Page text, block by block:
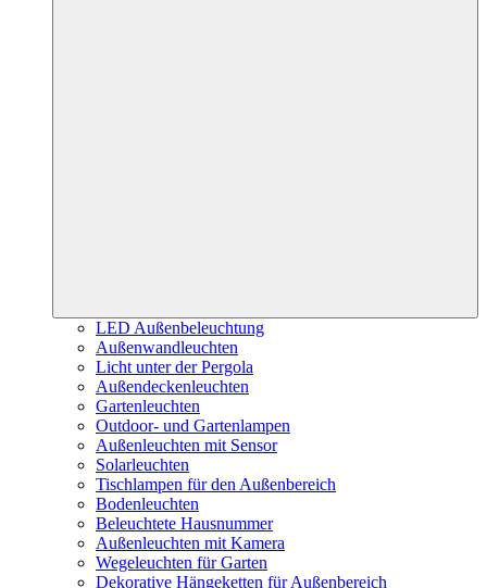
LED Außenbeleuchtung
Außenwandleuchten
Licht unter der Pergola
Außendeckenleuchten
Gartenleuchten
Outdoor- und Gartenlampen
Außenleuchten mit Sensor
Solarleuchten
Tischlampen für den Außenbereich
Bodenleuchten
Beleuchtete Hausnummer
Außenleuchten mit Kamera
Wegeleuchten für Garten
Dekorative Hängeketten für Außenbereich